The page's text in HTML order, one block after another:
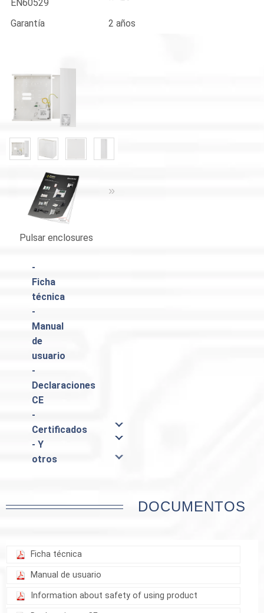
EN60529
Garantía 2 años
Pulsar enclosures
»
-
Ficha
técnica
-
Manual
de
usuario
-
Declaraciones
CE
-
Certificados
- Y
otros
DOCUMENTOS
Ficha técnica
Manual de usuario
Information about safety of using product